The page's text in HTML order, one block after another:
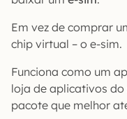
Em vez de comprar
chip virtual – o e-sim.
Funciona como um
loja de aplicativos do
pacote que melhor